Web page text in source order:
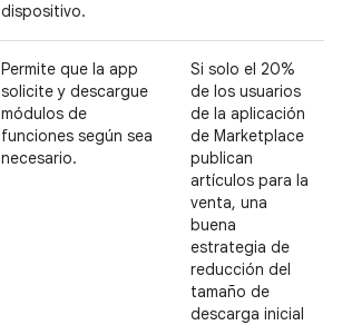
dispositivo.
Permite que la app
solicite y descargue
módulos de
funciones según sea
necesario.
Si solo el 20%
de los usuarios
de la aplicación
de Marketplace
publican
artículos para la
venta, una
buena
estrategia de
reducción del
tamaño de
descarga inicial